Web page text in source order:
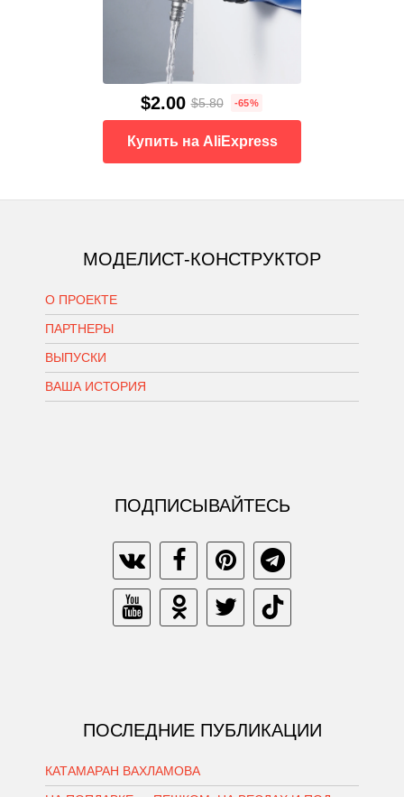
$2.00 $5.80 -65%
Купить на AliExpress
МОДЕЛИСТ-КОНСТРУКТОР
О ПРОЕКТЕ
ПАРТНЕРЫ
ВЫПУСКИ
ВАША ИСТОРИЯ
ПОДПИСЫВАЙТЕСЬ
ПОСЛЕДНИЕ ПУБЛИКАЦИИ
КАТАМАРАН ВАХЛАМОВА